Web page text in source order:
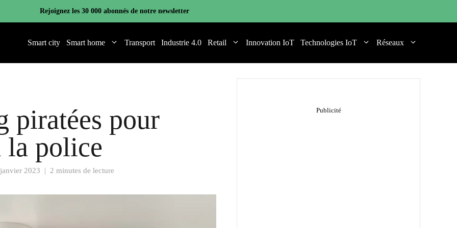
Rejoignez les 30 000 abonnés de notre newsletter
Smart city Smart home Transport Industrie 4.0 Retail Innovation IoT Technologies IoT Réseaux
piratées pour
la police
2023 | 2 minutes de lecture